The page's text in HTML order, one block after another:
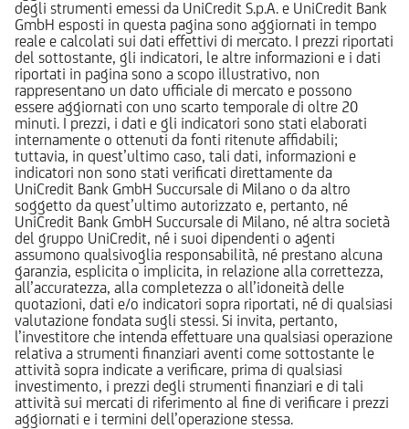
degli strumenti emessi da UniCredit S.p.A. e UniCredit Bank
GmbH esposti in questa pagina sono aggiornati in tempo
reale e calcolati sui dati effettivi di mercato. I prezzi riportati
del sottostante, gli indicatori, le altre informazioni e i dati
riportati in pagina sono a scopo illustrativo, non
rappresentano un dato ufficiale di mercato e possono
essere aggiornati con uno scarto temporale di oltre 20
minuti. I prezzi, i dati e gli indicatori sono stati elaborati
internamente o ottenuti da fonti ritenute affidabili;
tuttavia, in quest’ultimo caso, tali dati, informazioni e
indicatori non sono stati verificati direttamente da
UniCredit Bank GmbH Succursale di Milano o da altro
soggetto da quest’ultimo autorizzato e, pertanto, né
UniCredit Bank GmbH Succursale di Milano, né altra società
del gruppo UniCredit, né i suoi dipendenti o agenti
assumono qualsivoglia responsabilità, né prestano alcuna
garanzia, esplicita o implicita, in relazione alla correttezza,
all’accuratezza, alla completezza o all’idoneità delle
quotazioni, dati e/o indicatori sopra riportati, né di qualsiasi
valutazione fondata sugli stessi. Si invita, pertanto,
l’investitore che intenda effettuare una qualsiasi operazione
relativa a strumenti finanziari aventi come sottostante le
attività sopra indicate a verificare, prima di qualsiasi
investimento, i prezzi degli strumenti finanziari e di tali
attività sui mercati di riferimento al fine di verificare i prezzi
aggiornati e i termini dell’operazione stessa.